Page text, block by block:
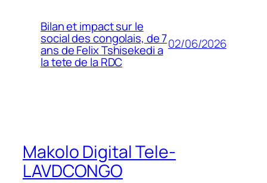
Bilan et impact sur le
social des congolais, de 7
ans de Felix Tshisekedi a
la tete de la RDC
02/06/2026
Makolo Digital Tele-
LAVDCONGO